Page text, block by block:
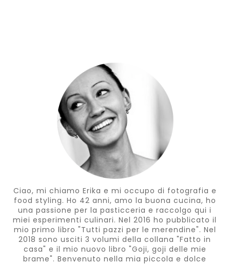
Ciao, mi chiamo Erika e mi occupo di fotografia e
food styling. Ho 42 anni, amo la buona cucina, ho
una passione per la pasticceria e raccolgo qui i
miei esperimenti culinari. Nel 2016 ho pubblicato il
mio primo libro "Tutti pazzi per le merendine". Nel
2018 sono usciti 3 volumi della collana "Fatto in
casa" e il mio nuovo libro "Goji, goji delle mie
brame". Benvenuto nella mia piccola e dolce